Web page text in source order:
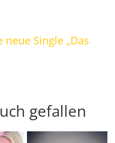
Single „Das
gefallen